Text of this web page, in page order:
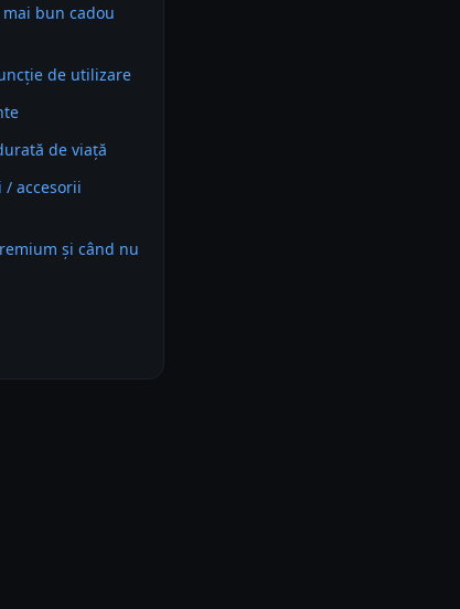
bun cadou
de utilizare
de viață
accesorii
și când nu